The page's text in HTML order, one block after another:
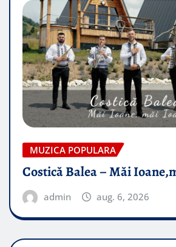
MUZICA POPULARA
Costică Balea – Măi
admin aug. 6, 2026